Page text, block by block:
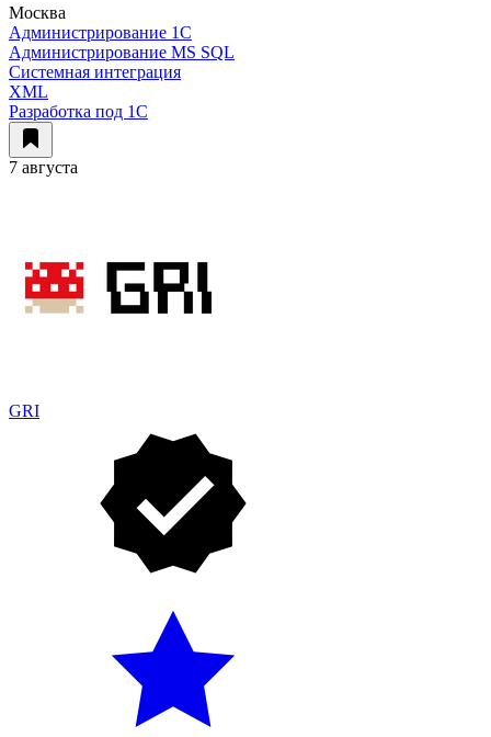
Москва
Администрирование 1С
Администрирование MS SQL
Системная интеграция
XML
Разработка под 1С
7 августа
GRI